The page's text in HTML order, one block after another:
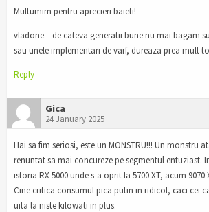
Multumim pentru aprecieri baieti!
vladone – de cateva generatii bune nu mai bagam
sau unele implementari de varf, dureaza prea mult
Reply
Gica
24 January 2025
Hai sa fim seriosi, este un MONSTRU!!! Un monstru
renuntat sa mai concureze pe segmentul entuziast.
istoria RX 5000 unde s-a oprit la 5700 XT, acum 9070
Cine critica consumul pica putin in ridicol, caci cei
uita la niste kilowati in plus.